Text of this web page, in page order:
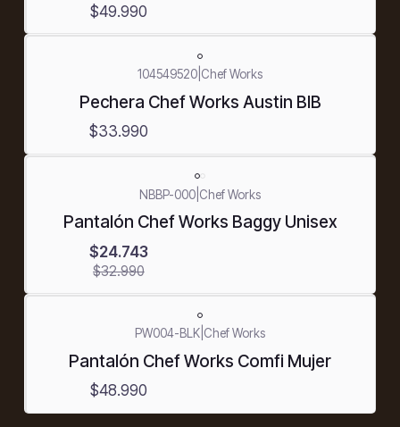
$49.990
104549520 Chef Works
Pechera Chef Works Austin BIB
$33.990
NBBP-000 Chef Works
Pantalón Chef Works Baggy Unisex
$24.743
$32.990
PW004-BLK Chef Works
Pantalón Chef Works Comfi Mujer
$48.990